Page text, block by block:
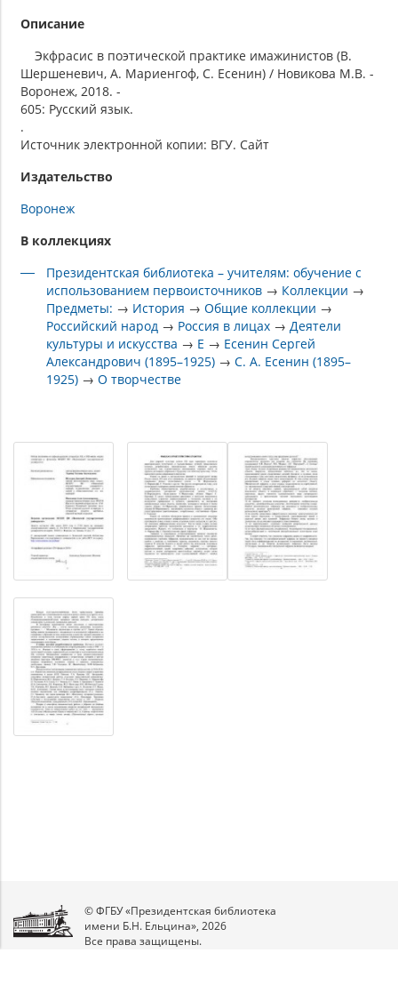
Описание
Экфрасис в поэтической практике имажинистов (В.
Шершеневич, А. Мариенгоф, С. Есенин) / Новикова М.В. -
Воронеж, 2018. -
605: Русский язык.
.
Источник электронной копии: ВГУ. Сайт
Издательство
Воронеж
В коллекциях
Президентская библиотека – учителям: обучение с
использованием первоисточников → Коллекции →
Предметы: → История →Общие коллекции →
Российский народ → Россия в лицах →Деятели
культуры и искусства → Е → Есенин Сергей
Александрович (1895–1925) →С. А. Есенин (1895–
1925) →О творчестве
© ФГБУ «Президентская библиотека
имени Б.Н. Ельцина», 2026
Все права защищены.